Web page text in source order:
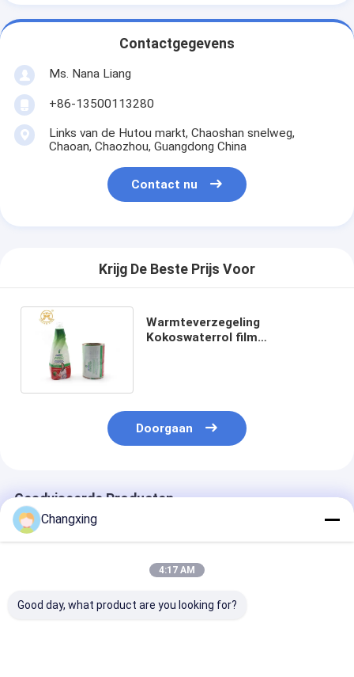
Contactgegevens
Ms. Nana Liang
+86-13500113280
Links van de Hutou markt, Chaoshan snelweg,
Chaoan, Chaozhou, Guangdong China
Contact nu
Krijg De Beste Prijs Voor
Warmteverzegeling
Kokoswaterrol film
Doorgaan
Geadviseerde Producten
Changxing
4:17 AM
Good day, what product are you looking for?